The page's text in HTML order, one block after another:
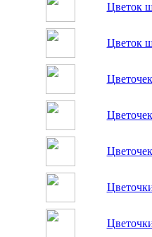
Цветок
Цветок